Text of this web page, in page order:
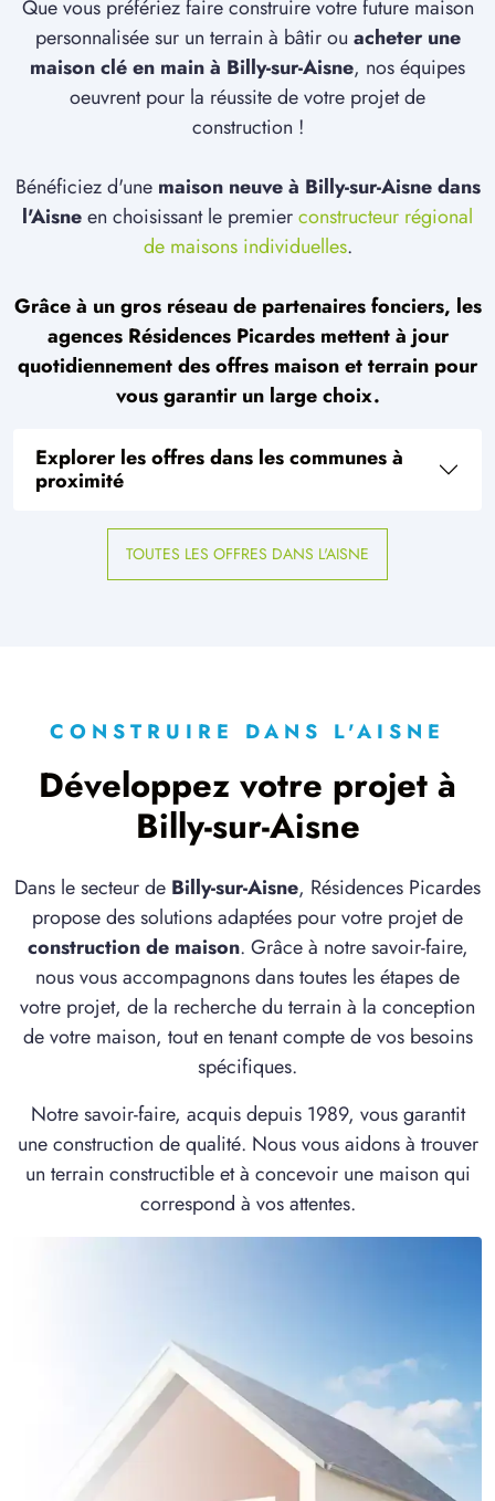
Que vous préfériez faire construire votre future maison
personnalisée sur un terrain à bâtir ou acheter une
maison clé en main à Billy-sur-Aisne, nos équipes
oeuvrent pour la réussite de votre projet de
construction !
Bénéficiez d'une maison neuve à Billy-sur-Aisne dans
l'Aisneen choisissant le premierconstructeur régional
de maisons individuelles.
Grâce à un gros réseau de partenaires fonciers, les
agences Résidences Picardes mettent à jour
quotidiennement des offres maison et terrain pour
vous garantir un large choix.
Explorer les offres dans les communes à
proximité
TOUTES LES OFFRES DANS L'AISNE
CONSTRUIRE DANS L'AISNE
Développez votre projet à
Billy-sur-Aisne
Dans le secteur de Billy-sur-Aisne, Résidences Picardes
propose des solutions adaptées pour votre projet de
construction de maison. Grâce à notre savoir-faire,
nous vous accompagnons dans toutes les étapes de
votre projet, de la recherche du terrain à la conception
de votre maison, tout en tenant compte de vos besoins
spécifiques.
Notre savoir-faire, acquis depuis 1989, vous garantit
une construction de qualité. Nous vous aidons à trouver
un terrain constructible et à concevoir une maison qui
correspond à vos attentes.